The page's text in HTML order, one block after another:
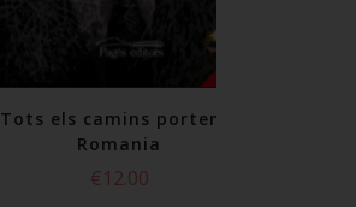
Tots els camins porten a
Romania
€12.00